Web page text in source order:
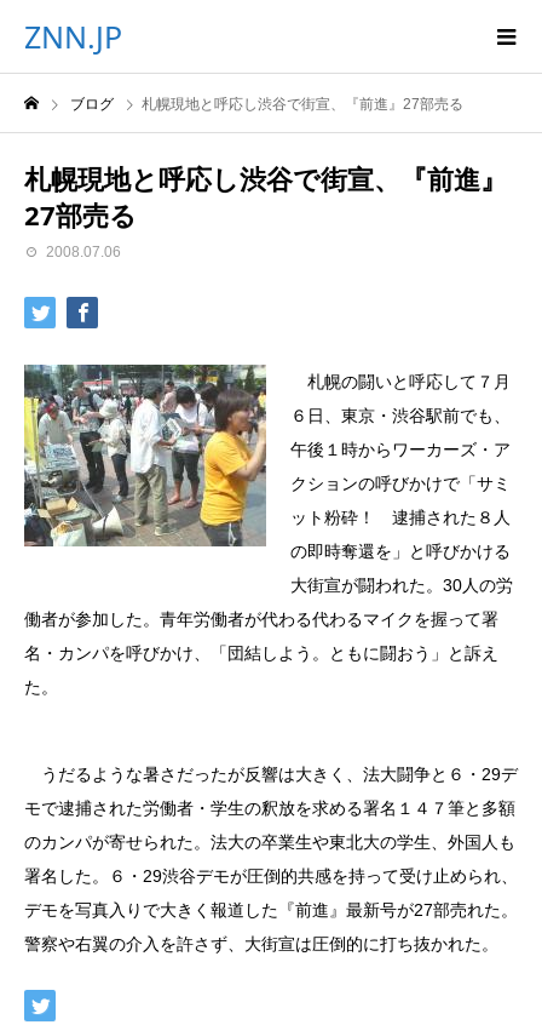
ZNN.JP
ブログ 札幌現地と呼応し渋谷で街宣、『前進』27部売る
札幌現地と呼応し渋谷で街宣、『前進』
27部売る
2008.07.06
札幌の闘いと呼応して７月
６日、東京・渋谷駅前でも、
午後１時からワーカーズ・ア
クションの呼びかけで「サミ
ット粉砕！ 逮捕された８人
の即時奪還を」と呼びかける
大街宣が闘われた。30人の労
働者が参加した。青年労働者が代わる代わるマイクを握って署
名・カンパを呼びかけ、「団結しよう。ともに闘おう」と訴え
た。
うだるような暑さだったが反響は大きく、法大闘争と６・29デ
モで逮捕された労働者・学生の釈放を求める署名１４７筆と多額
のカンパが寄せられた。法大の卒業生や東北大の学生、外国人も
署名した。６・29渋谷デモが圧倒的共感を持って受け止められ、
デモを写真入りで大きく報道した『前進』最新号が27部売れた。
警察や右翼の介入を許さず、大街宣は圧倒的に打ち抜かれた。